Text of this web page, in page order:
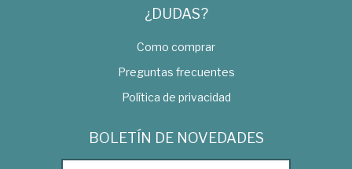
¿DUDAS?
Como comprar
Preguntas frecuentes
Política de privacidad
BOLETÍN DE NOVEDADES